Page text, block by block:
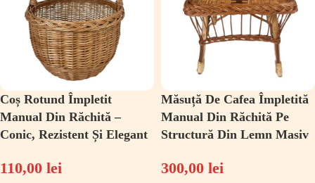
Coș Rotund Împletit
Manual Din Răchită –
Conic, Rezistent Și Elegant
110,00 lei
Măsuță De Cafea Împletită
Manual Din Răchită Pe
Structură Din Lemn Masiv
300,00 lei